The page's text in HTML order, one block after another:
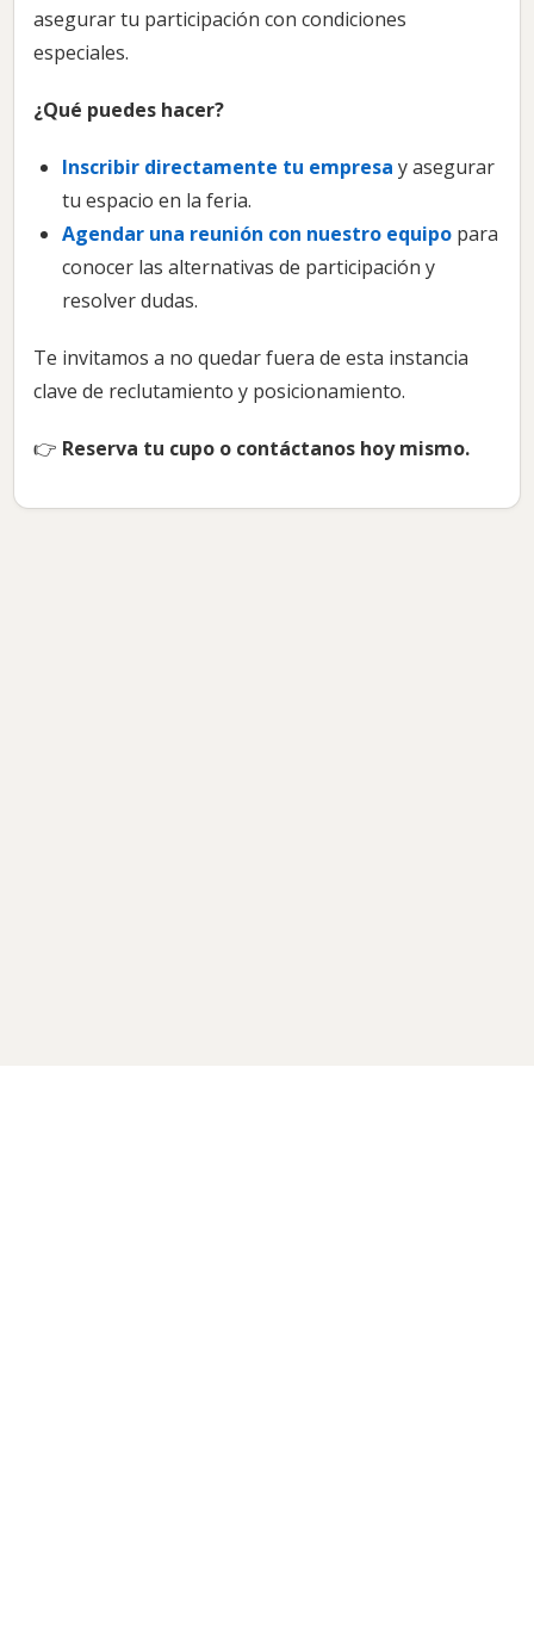
asegurar tu participación con condiciones
especiales.
¿Qué puedes hacer?
Inscribir directamente tu empresa y asegurar
tu espacio en la feria.
Agendar una reunión con nuestro equipo para
conocer las alternativas de participación y
resolver dudas.
Te invitamos a no quedar fuera de esta instancia
clave de reclutamiento y posicionamiento.
👉 Reserva tu cupo o contáctanos hoy mismo.